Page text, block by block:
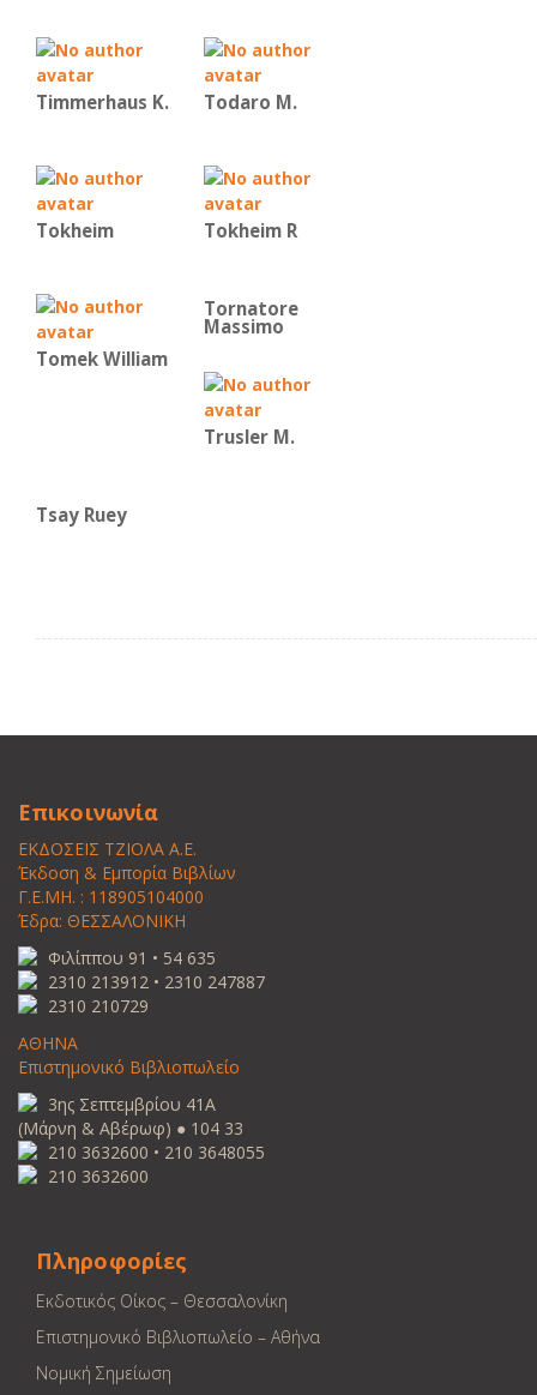
Timmerhaus K. Todaro M.
Tokheim Tokheim R
Tomek William
Tornatore
Massimo
Trusler M.
Tsay Ruey
Επικοινωνία
ΕΚΔΟΣΕΙΣ ΤΖΙΟΛΑ Α.Ε.
Έκδοση & Εμπορία Βιβλίων
Γ.Ε.ΜΗ. : 118905104000
Έδρα: ΘΕΣΣΑΛΟΝΙΚΗ
Φιλίππου 91 • 54 635
2310 213912 • 2310 247887
2310 210729
ΑΘΗΝΑ
Επιστημονικό Βιβλιοπωλείο
3ης Σεπτεμβρίου 41Α
(Μάρνη & Αβέρωφ) ● 104 33
210 3632600 • 210 3648055
210 3632600
Πληροφορίες
Εκδοτικός Οίκος – Θεσσαλονίκη
Επιστημονικό Βιβλιοπωλείο – Αθήνα
Νομική Σημείωση